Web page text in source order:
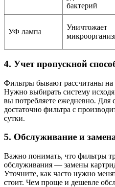
бактерий
УФ лампа
Уничтожает
4. Учет пропускной
Фильтры бывают рассчитаны
Нужно выбирать систему
вы потребляете ежедневно. Для
достаточно фильтра с
сутки.
5. Обслуживание и
Важно понимать, что фильтры
обслуживания — замены
Уточните, как часто нужно
стоит. Чем проще и дешевле